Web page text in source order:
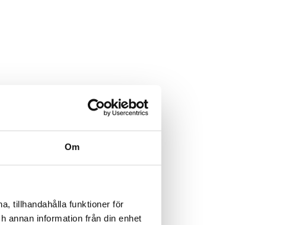
Om
tillhandahålla funktioner för
annan information från din enhet